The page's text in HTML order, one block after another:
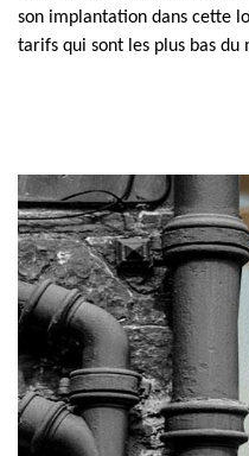
son implantation dans cette
tarifs qui sont les plus bas du